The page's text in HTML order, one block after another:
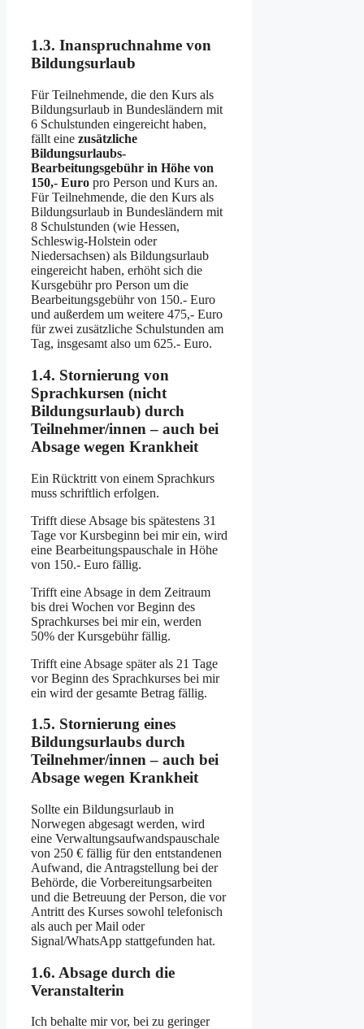
1.3. Inanspruchnahme von
Bildungsurlaub
Für Teilnehmende, die den Kurs als
Bildungsurlaub in Bundesländern mit
6 Schulstunden eingereicht haben,
fällt eine zusätzliche
Bildungsurlaubs-
Bearbeitungsgebühr in Höhe von
150,- Euro pro Person und Kurs an.
Für Teilnehmende, die den Kurs als
Bildungsurlaub in Bundesländern mit
8 Schulstunden (wie Hessen,
Schleswig-Holstein oder
Niedersachsen) als Bildungsurlaub
eingereicht haben, erhöht sich die
Kursgebühr pro Person um die
Bearbeitungsgebühr von 150.- Euro
und außerdem um weitere 475,- Euro
für zwei zusätzliche Schulstunden am
Tag, insgesamt also um 625.- Euro.
1.4. Stornierung von
Sprachkursen (nicht
Bildungsurlaub) durch
Teilnehmer/innen – auch bei
Absage wegen Krankheit
Ein Rücktritt von einem Sprachkurs
muss schriftlich erfolgen.
Trifft diese Absage bis spätestens 31
Tage vor Kursbeginn bei mir ein, wird
eine Bearbeitungspauschale in Höhe
von 150.- Euro fällig.
Trifft eine Absage in dem Zeitraum
bis drei Wochen vor Beginn des
Sprachkurses bei mir ein, werden
50% der Kursgebühr fällig.
Trifft eine Absage später als 21 Tage
vor Beginn des Sprachkurses bei mir
ein wird der gesamte Betrag fällig.
1.5. Stornierung eines
Bildungsurlaubs durch
Teilnehmer/innen – auch bei
Absage wegen Krankheit
Sollte ein Bildungsurlaub in
Norwegen abgesagt werden, wird
eine Verwaltungsaufwandspauschale
von 250 € fällig für den entstandenen
Aufwand, die Antragstellung bei der
Behörde, die Vorbereitungsarbeiten
und die Betreuung der Person, die vor
Antritt des Kurses sowohl telefonisch
als auch per Mail oder
Signal/WhatsApp stattgefunden hat.
1.6. Absage durch die
Veranstalterin
Ich behalte mir vor, bei zu geringer